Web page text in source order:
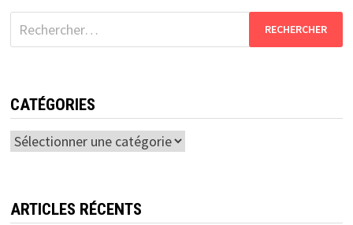
Rechercher :
CATÉGORIES
Catégories
ARTICLES RÉCENTS